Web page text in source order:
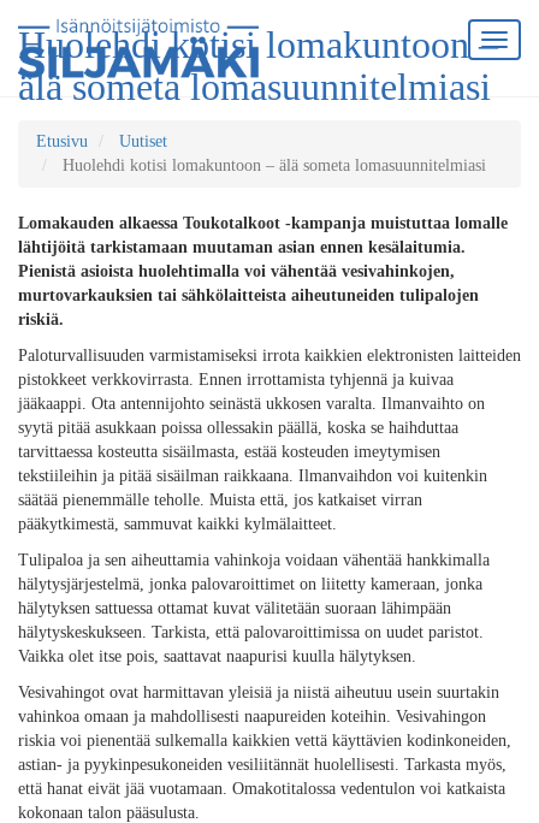
Huolehdi kotisi lomakuntoon –
älä someta lomasuunnitelmiasi
Etusivu
Uutiset
Huolehdi kotisi lomakuntoon – älä someta lomasuunnitelmiasi
Lomakauden alkaessa Toukotalkoot -kampanja muistuttaa lomalle
lähtijöitä tarkistamaan muutaman asian ennen kesälaitumia.
Pienistä asioista huolehtimalla voi vähentää vesivahinkojen,
murtovarkauksien tai sähkölaitteista aiheutuneiden tulipalojen
riskiä.
Paloturvallisuuden varmistamiseksi irrota kaikkien elektronisten laitteiden
pistokkeet verkkovirrasta. Ennen irrottamista tyhjennä ja kuivaa
jääkaappi. Ota antennijohto seinästä ukkosen varalta. Ilmanvaihto on
syytä pitää asukkaan poissa ollessakin päällä, koska se haihduttaa
tarvittaessa kosteutta sisäilmasta, estää kosteuden imeytymisen
tekstiileihin ja pitää sisäilman raikkaana. Ilmanvaihdon voi kuitenkin
säätää pienemmälle teholle. Muista että, jos katkaiset virran
pääkytkimestä, sammuvat kaikki kylmälaitteet.
Tulipaloa ja sen aiheuttamia vahinkoja voidaan vähentää hankkimalla
hälytysjärjestelmä, jonka palovaroittimet on liitetty kameraan, jonka
hälytyksen sattuessa ottamat kuvat välitetään suoraan lähimpään
hälytyskeskukseen. Tarkista, että palovaroittimissa on uudet paristot.
Vaikka olet itse pois, saattavat naapurisi kuulla hälytyksen.
Vesivahingot ovat harmittavan yleisiä ja niistä aiheutuu usein suurtakin
vahinkoa omaan ja mahdollisesti naapureiden koteihin. Vesivahingon
riskia voi pienentää sulkemalla kaikkien vettä käyttävien kodinkoneiden,
astian- ja pyykinpesukoneiden vesiliitännät huolellisesti. Tarkasta myös,
että hanat eivät jää vuotamaan. Omakotitalossa vedentulon voi katkaista
kokonaan talon pääsulusta.